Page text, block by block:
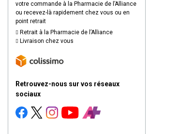
votre commande à la Pharmacie de l’Alliance
ou recevez-là rapidement chez vous ou en
point retrait
Retrait à la Pharmacie de l’Alliance
Livraison chez vous
Retrouvez-nous sur vos réseaux
sociaux